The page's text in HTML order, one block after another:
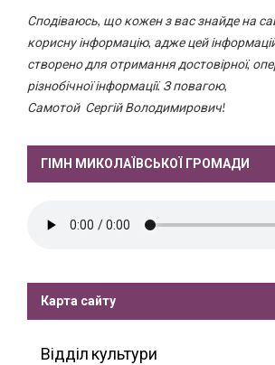
Сподіваюсь, що кожен з вас знайде на
корисну інформацію, адже цей
створено для отримання достовірної,
різнобічної інформації. З повагою,
Самотой Сергій Володимирович!
ГІМН МИКОЛАЇВСЬКОЇ ГРОМАДИ
Карта сайту
Відділ культури